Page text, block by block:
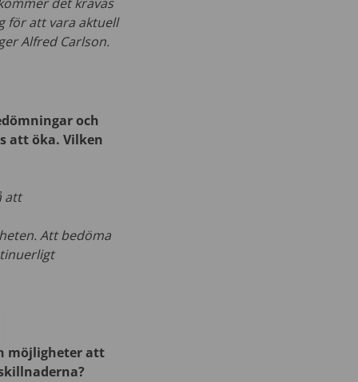
för att vara aktuell
Alfred Carlson.
och
att öka. Vilken
att
Att bedöma
möjligheter att